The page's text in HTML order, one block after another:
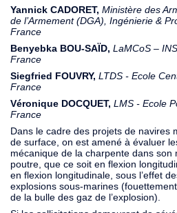
Yannick CADORET, Ministère des
de l’Armement (DGA), Ingénierie &
France
Benyebka BOU-SAÏD, LaMCoS –
France
Siegfried FOUVRY, LTDS - Ecole
France
Véronique DOCQUET, LMS - Ecole
France
Dans le cadre des projets de navires
de surface, on est amené à évaluer
mécanique de la charpente dans son
poutre, que ce soit en flexion
en flexion longitudinale, sous l’effet
explosions sous-marines
de la bulle des gaz de l’explosion).